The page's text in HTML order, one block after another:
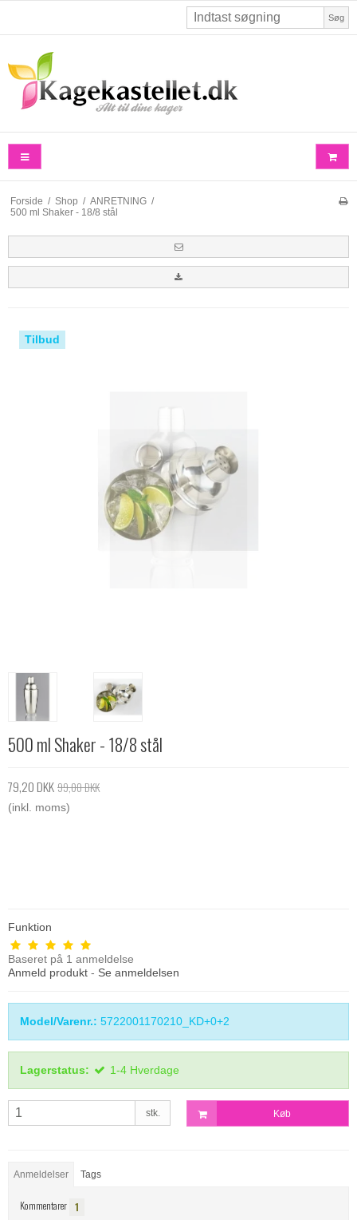
Søg
Forside / Shop / ANRETNING /
500 ml Shaker - 18/8 stål
Tilbud
500 ml Shaker - 18/8 stål
79,20 DKK99,00 DKK
(inkl. moms)
Funktion
Baseret på 1 anmeldelse
Anmeld produkt - Se anmeldelsen
Model/Varenr.: 5722001170210_KD+0+2
Lagerstatus: 1-4 Hverdage
stk. Køb
Anmeldelser Tags
Kommentarer 1